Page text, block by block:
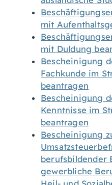
mit
mit Duldung
Bescheinigung
Fachkunde im
beantragen
Bescheinigung
Kenntnisse im
beantragen
Bescheinigung
berufsbildender
gewerbliche